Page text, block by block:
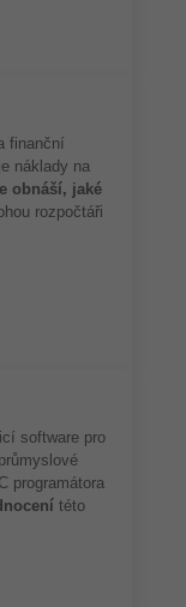
finanční
náklady na
obnáší, jaké
rozpočtáři
software pro
programátora
této